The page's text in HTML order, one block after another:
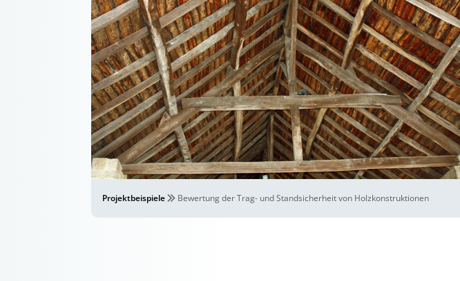
Projektbeispiele Bewertung der Trag- und Standsicherheit von Holzkonstruktionen